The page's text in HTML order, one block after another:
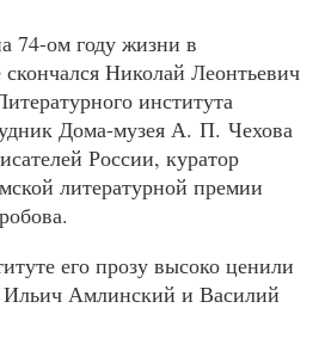
74-ом году жизни в
Николай Леонтьевич
института
Дома-музея А. П. Чехова
России, куратор
литературной премии
его прозу высоко ценили
Амлинский и Василий